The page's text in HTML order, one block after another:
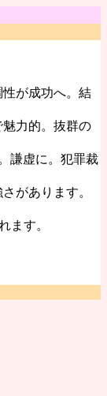
が成功へ。結
力的。抜群の
謙虚に。犯罪裁
があります。
ます。